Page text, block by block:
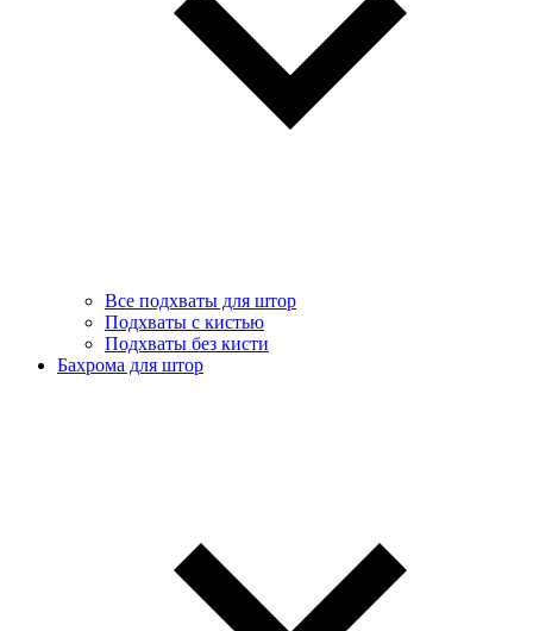
Все подхваты для штор
Подхваты с кистью
Подхваты без кисти
Бахрома для штор